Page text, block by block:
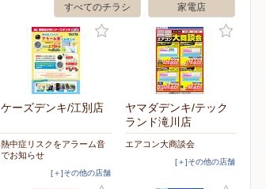
家電店
すべてのチラシ
ケーズデンキ/江別店
熱中症リスクをアラーム音
でお知らせ
[＋]その他の店舗
ヤマダデンキ/テック
ランド滝川店
エアコン大商談会
[＋]その他の店舗